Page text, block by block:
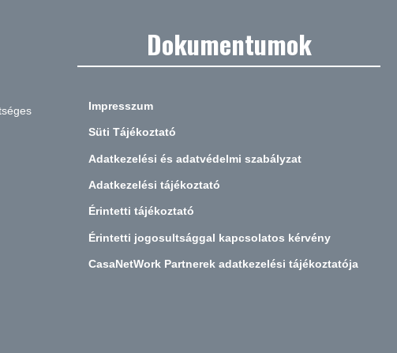
Dokumentumok
Impresszum
Süti Tájékoztató
Adatkezelési és adatvédelmi szabályzat
Adatkezelési tájékoztató
Érintetti tájékoztató
Érintetti jogosultsággal kapcsolatos kérvény
CasaNetWork Partnerek adatkezelési tájékoztatója